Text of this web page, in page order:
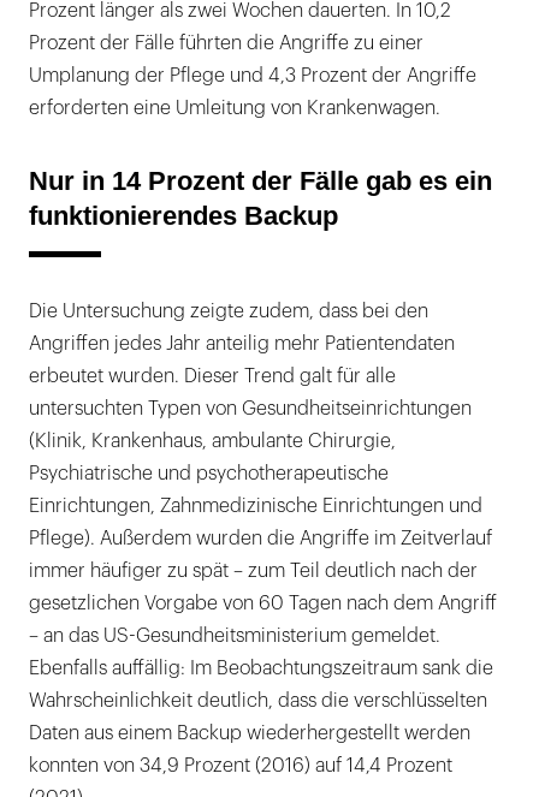
Prozent länger als zwei Wochen dauerten. In 10,2
Prozent der Fälle führten die Angriffe zu einer
Umplanung der Pflege und 4,3 Prozent der Angriffe
erforderten eine Umleitung von Krankenwagen.
Nur in 14 Prozent der Fälle gab es ein
funktionierendes Backup
Die Untersuchung zeigte zudem, dass bei den
Angriffen jedes Jahr anteilig mehr Patientendaten
erbeutet wurden. Dieser Trend galt für alle
untersuchten Typen von Gesundheitseinrichtungen
(Klinik, Krankenhaus, ambulante Chirurgie,
Psychiatrische und psychotherapeutische
Einrichtungen, Zahnmedizinische Einrichtungen und
Pflege). Außerdem wurden die Angriffe im Zeitverlauf
immer häufiger zu spät – zum Teil deutlich nach der
gesetzlichen Vorgabe von 60 Tagen nach dem Angriff
– an das US-Gesundheitsministerium gemeldet.
Ebenfalls auffällig: Im Beobachtungszeitraum sank die
Wahrscheinlichkeit deutlich, dass die verschlüsselten
Daten aus einem Backup wiederhergestellt werden
konnten von 34,9 Prozent (2016) auf 14,4 Prozent